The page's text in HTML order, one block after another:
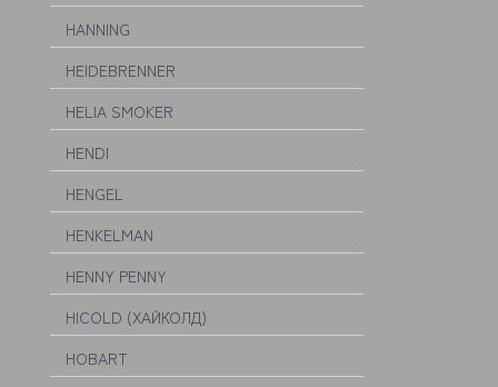
HANNING
HEIDEBRENNER
HELIA SMOKER
HENDI
HENGEL
HENKELMAN
HENNY PENNY
HICOLD (ХАЙКОЛД)
HOBART